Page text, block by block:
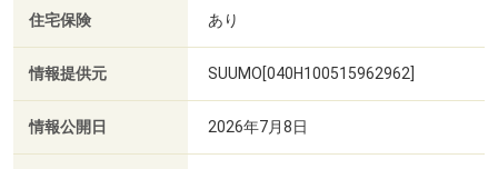
住宅保険 あり
情報提供元 SUUMO[040H100515962962]
情報公開日 2026年7月8日